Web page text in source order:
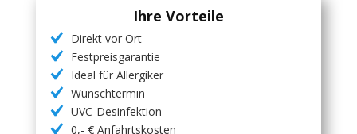
Ihre Vorteile
Direkt vor Ort
Festpreisgarantie
Ideal für Allergiker
Wunschtermin
UVC-Desinfektion
0,- € Anfahrtskosten